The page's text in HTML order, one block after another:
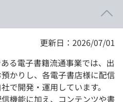
更新日：2026/07/01
る電子書籍流通事業では、出
かりし、各電子書店様に配信
で開発・運用しています。
機能に加え、コンテンツや書